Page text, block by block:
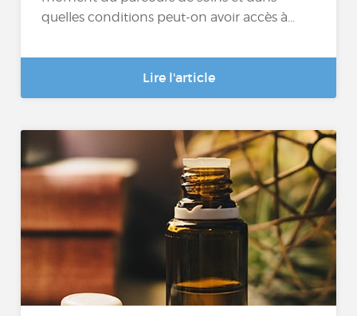
quelles conditions peut-on avoir accès à...
Lire l'article